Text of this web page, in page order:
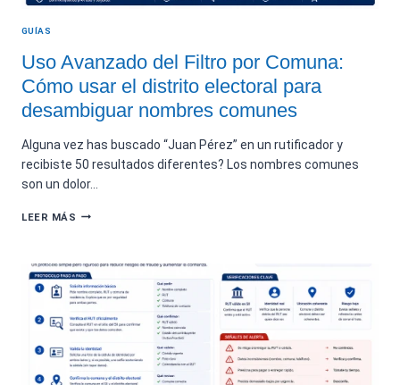
GUÍAS
Uso Avanzado del Filtro por Comuna:
Cómo usar el distrito electoral para
desambiguar nombres comunes
Alguna vez has buscado “Juan Pérez” en un rutificador y
recibiste 50 resultados diferentes? Los nombres comunes
son un dolor…
LEER MÁS USO
FILTRO
POR
CÓMO
USAR